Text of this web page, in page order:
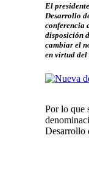
El
Desarrollo
conferencia
disposición
cambiar el
en virtud del
Por lo que
Desarrollo